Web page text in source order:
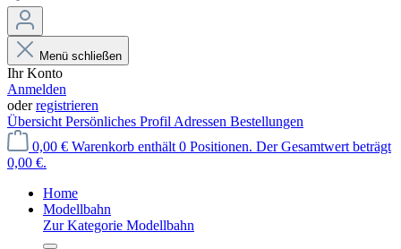
Menü schließen
Ihr Konto
Anmelden
oderregistrieren
Übersicht Persönliches Profil Adressen Bestellungen
0,00 € Warenkorb enthält 0 Positionen. Der Gesamtwert beträgt
0,00 €.
Home
Modellbahn
Zur Kategorie Modellbahn